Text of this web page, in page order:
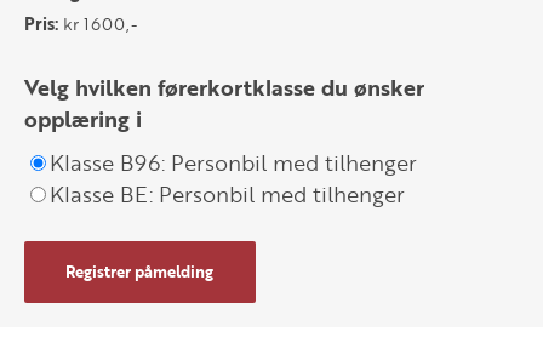
Pris: kr 1600,-
Velg hvilken førerkortklasse du ønsker
opplæring i
Klasse B96: Personbil med tilhenger
Klasse BE: Personbil med tilhenger
Registrer påmelding